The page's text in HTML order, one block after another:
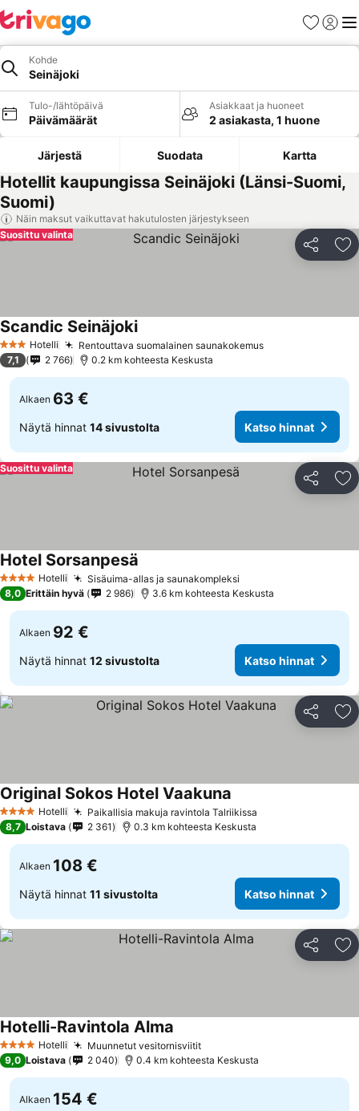
Suosikit
Kohde
Seinäjoki
Tulo-/lähtöpäivä
Päivämäärät
Asiakkaat ja huoneet
2 asiakasta, 1 huone
Järjestä Suodata Kartta
Hotellit kaupungissa Seinäjoki (Länsi-Suomi,
Suomi)
Näin maksut vaikuttavat hakutulosten järjestykseen
Jaa
Suosittu valinta
3 Tähtiluokitus
Hotelli Rentouttava suomalainen saunakokemus
Scandic Seinäjoki
7,1 2 766 0.2 km kohteesta Keskusta
Alkaen 63 €
Näytä hinnat 14 sivustolta Katso hinnat
Jaa
Suosittu valinta
4 Tähtiluokitus
Hotelli Sisäuima-allas ja saunakompleksi
Hotel Sorsanpesä
8,0 Erittäin hyvä 2 986 3.6 km kohteesta Keskusta
Alkaen 92 €
Näytä hinnat 12 sivustolta Katso hinnat
Jaa
4 Tähtiluokitus
Hotelli Paikallisia makuja ravintola Talriikissa
Original Sokos Hotel Vaakuna
8,7 Loistava 2 361 0.3 km kohteesta Keskusta
Alkaen 108 €
Näytä hinnat 11 sivustolta Katso hinnat
Jaa
4 Tähtiluokitus
Hotelli Muunnetut vesitornisviitit
Hotelli-Ravintola Alma
9,0 Loistava 2 040 0.4 km kohteesta Keskusta
Alkaen 154 €